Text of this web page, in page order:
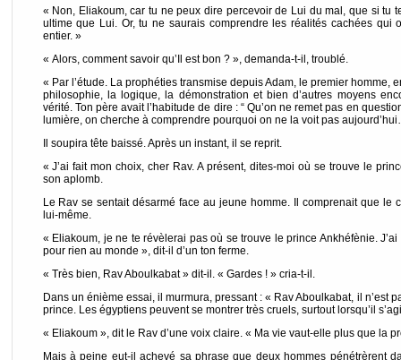
« Non, Eliakoum, car tu ne peux dire percevoir de Lui du mal, que si tu
ultime que Lui. Or, tu ne saurais comprendre les réalités cachées qui
entier. »
« Alors, comment savoir qu’Il est bon ? », demanda-t-il, troublé.
« Par l’étude. La prophéties transmise depuis Adam, le premier homme,
philosophie, la logique, la démonstration et bien d’autres moyens
vérité. Ton père avait l’habitude de dire : “ Qu’on ne remet pas en
lumière, on cherche à comprendre pourquoi on ne la voit pas
Il soupira tête baissé. Après un instant, il se reprit.
« J’ai fait mon choix, cher Rav. A présent, dites-moi où se trouve le
son aplomb.
Le Rav se sentait désarmé face au jeune homme. Il comprenait que le
lui-même.
« Eliakoum, je ne te révèlerai pas où se trouve le prince Ankhéfènie.
pour rien au monde », dit-il d’un ton ferme.
« Très bien, Rav Aboulkabat » dit-il. « Gardes ! » cria-t-il.
Dans un énième essai, il murmura, pressant : « Rav Aboulkabat, il n’est
prince. Les égyptiens peuvent se montrer très cruels, surtout lorsqu’il
« Eliakoum », dit le Rav d’une voix claire. « Ma vie vaut-elle plus que la
Mais à peine eut-il achevé sa phrase que deux hommes pénétrèrent